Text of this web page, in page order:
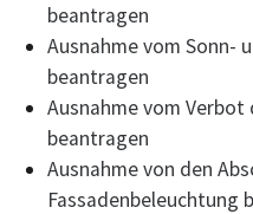
beantragen
Ausnahme vom Sonn-
beantragen
Ausnahme vom
beantragen
Ausnahme von den
Fassadenbeleuchtung